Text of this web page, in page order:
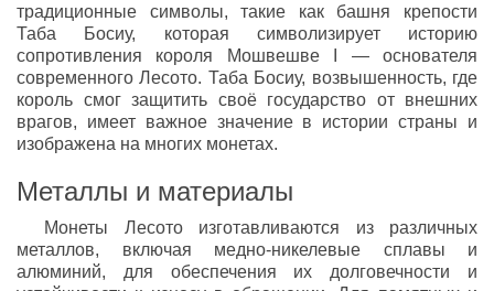
традиционные символы, такие как башня крепости
Таба Босиу, которая символизирует историю
сопротивления короля Мошвешве I — основателя
современного Лесото. Таба Босиу, возвышенность, где
король смог защитить своё государство от внешних
врагов, имеет важное значение в истории страны и
изображена на многих монетах.
Металлы и материалы
Монеты Лесото изготавливаются из различных
металлов, включая медно-никелевые сплавы и
алюминий, для обеспечения их долговечности и